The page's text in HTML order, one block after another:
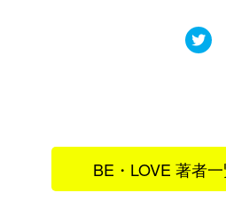
BE・LOVE 著者